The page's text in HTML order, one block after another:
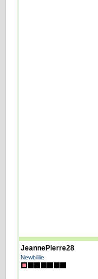
JeannePierre28
Newbiiiie